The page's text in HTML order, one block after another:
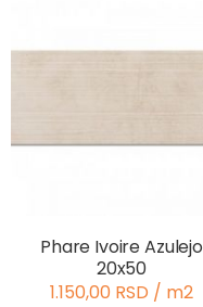
Phare Ivoire Azulejo
20x50
1.150,00 RSD / m2